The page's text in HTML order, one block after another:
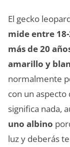
El gecko
mide entre
más de 20
amarillo y
normalmente
con un
significa nada,
uno albino
luz y deberás